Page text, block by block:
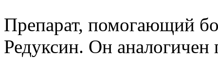
Препарат, помогающий
Редуксин. Он